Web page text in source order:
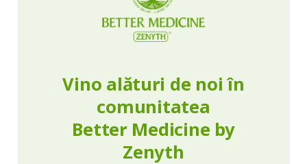
Vino alături de noi în
comunitatea
Better Medicine by
Zenyth